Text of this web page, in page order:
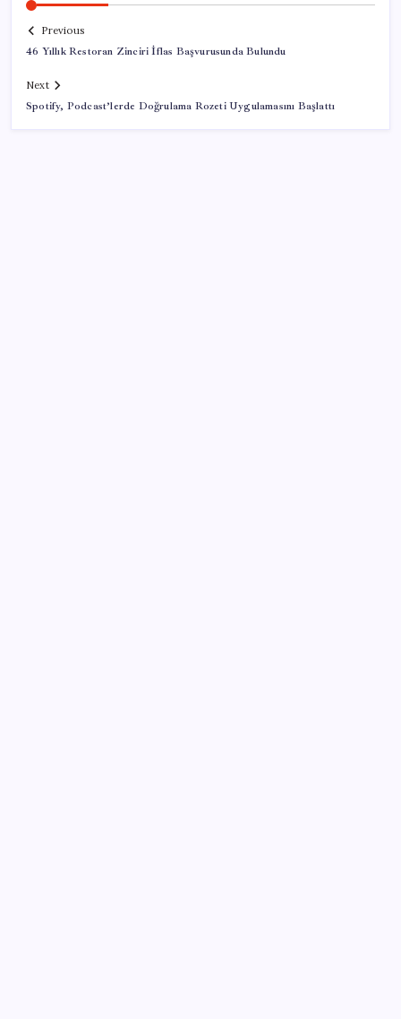
Previous
46 Yıllık Restoran Zinciri İflas Başvurusunda Bulundu
Next
Spotify, Podcast’lerde Doğrulama Rozeti Uygulamasını Başlattı